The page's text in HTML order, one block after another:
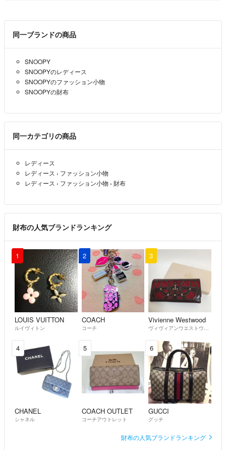
同一ブランドの商品
SNOOPY
SNOOPYのレディース
SNOOPYのファッション小物
SNOOPYの財布
同一カテゴリの商品
レディース
レディース › ファッション小物
レディース › ファッション小物 › 財布
財布の人気ブランドランキング
1
LOUIS VUITTON
ルイヴィトン
2
COACH
コーチ
3
Vivienne Westwood
4
CHANEL
シャネル
5
COACH OUTLET
コーチアウトレット
6
GUCCI
グッチ
財布の人気ブランドランキング